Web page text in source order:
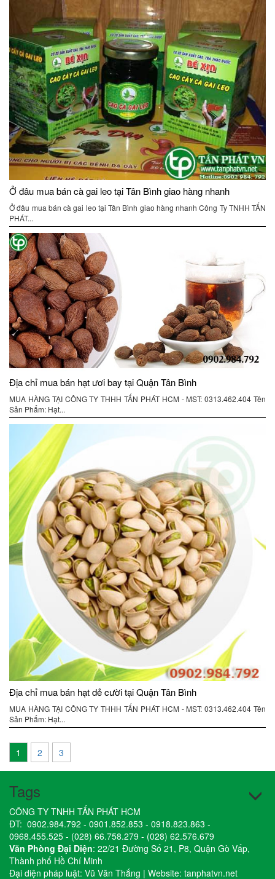
Ở đâu mua bán cà gai leo tại Tân Bình giao hàng nhanh
Ở đâu mua bán cà gai leo tại Tân Bình giao hàng nhanh Công Ty TNHH TẤN
PHÁT...
Địa chỉ mua bán hạt ươi bay tại Quận Tân Bình
MUA HÀNG TẠI CÔNG TY THHH TẤN PHÁT HCM - MST: 0313.462.404 Tên
Sản Phẩm: Hạt...
Địa chỉ mua bán hạt dẻ cười tại Quận Tân Bình
MUA HÀNG TẠI CÔNG TY THHH TẤN PHÁT HCM - MST: 0313.462.404 Tên
Sản Phẩm: Hạt...
1 2 3
Tags
CÔNG TY TNHH TẤN PHÁT HCM
ĐT: 0902.984.792 - 0901.852.853 - 0918.823.863 -
0968.455.525 - (028) 66.758.279 - (028) 62.576.679
Văn Phòng Đại Diện: 22/21 Đường Số 21, P8, Quận Gò Vấp,
Thành phố Hồ Chí Minh
Đại diện pháp luật: Vũ Văn Thắng | Website: tanphatvn.net